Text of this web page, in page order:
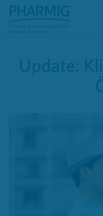
Update: